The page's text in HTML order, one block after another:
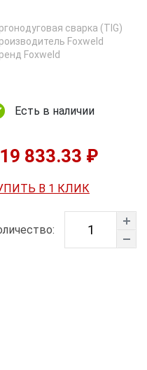
сварка (TIG)
Foxweld
Foxweld
Есть в наличии
833.33 ₽
В 1 КЛИК